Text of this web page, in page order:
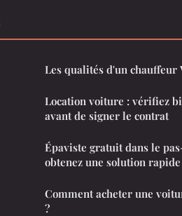
Les qualités d'un chauffeur
Location voiture : vérifiez
avant de signer le contrat
Épaviste gratuit dans le
obtenez une solution
Comment acheter une
?